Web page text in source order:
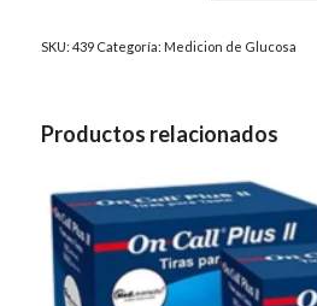
SKU: 439 Categoría: Medicion de Glucosa
Productos relacionados